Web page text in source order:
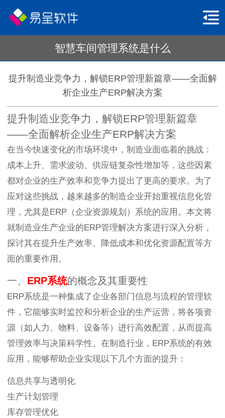
智慧车间管理系统是什么
提升制造业竞争力，解锁ERP管理新篇章——全面解
析企业生产ERP解决方案
提升制造业竞争力，解锁ERP管理新篇章
——全面解析企业生产ERP解决方案
在当今快速变化的市场环境中，制造业面临着的挑战：
成本上升、需求波动、供应链复杂性增加等，这些因素
都对企业的生产效率和竞争力提出了更高的要求。为了
应对这些挑战，越来越多的制造企业开始重视信息化管
理，尤其是ERP（企业资源规划）系统的应用。本文将
就制造业生产企业的ERP管理解决方案进行深入分析，
探讨其在提升生产效率、降低成本和优化资源配置等方
面的重要作用。
一、 ERP系统的概念及其重要性
ERP系统是一种集成了企业各部门信息与流程的管理软
件，它能够实时监控和分析企业的生产运营，将各项资
源（如人力、物料、设备等）进行高效配置，从而提高
管理效率与决策科学性。在制造行业，ERP系统的有效
应用，能够帮助企业实现以下几个方面的提升：
信息共享与透明化
生产计划管理
库存管理优化